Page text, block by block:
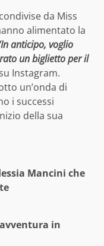
da Miss
alimentato la
anticipo, voglio
un biglietto per il
Instagram.
un’onda di
i successi
della sua
Mancini che
in